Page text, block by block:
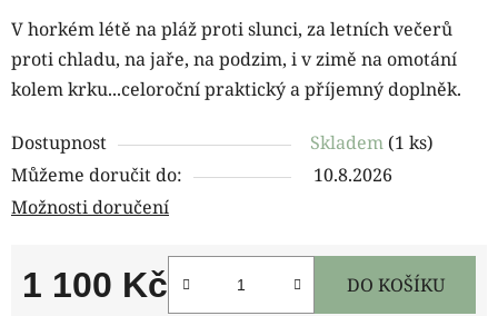
V horkém létě na pláž proti slunci, za letních večerů
proti chladu, na jaře, na podzim, i v zimě na omotání
kolem krku...celoroční praktický a příjemný doplněk.
Dostupnost Skladem (1 ks)
Můžeme doručit do:
10.8.2026
Možnosti doručení
1 100 Kč DO KOŠÍKU